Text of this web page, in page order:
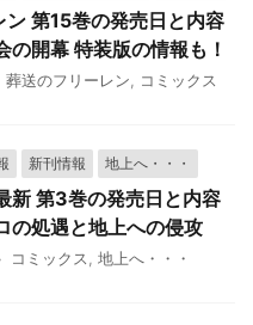
ン 第15巻の発売日と内容
の開幕 特装版の情報も！
葬送のフリーレン コミックス
新刊情報 地上へ・・・
新 第3巻の発売日と内容
の処遇と地上への侵攻
コミックス 地上へ・・・